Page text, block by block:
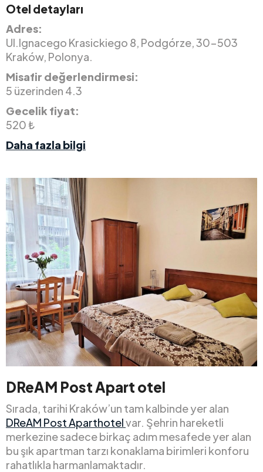
Otel detayları
Adres:
Ul.Ignacego Krasickiego 8, Podgórze, 30-503
Kraków, Polonya.
Misafir değerlendirmesi:
5 üzerinden 4.3
Gecelik fiyat:
520 ₺
Daha fazla bilgi
DReAM Post Apart otel
Sırada, tarihi Kraków’un tam kalbinde yer alan
DReAM Post Aparthotelvar. Şehrin hareketli
merkezine sadece birkaç adım mesafede yer alan
bu şık apartman tarzı konaklama birimleri konforu
rahatlıkla harmanlamaktadır.